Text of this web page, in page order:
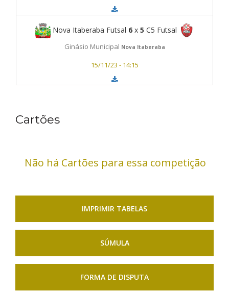
Nova Itaberaba Futsal 6x 5 C5 Futsal
Ginásio Municipal Nova Itaberaba
15/11/23 - 14:15
Cartões
Não há Cartões para essa competição
IMPRIMIR TABELAS
SÚMULA
FORMA DE DISPUTA